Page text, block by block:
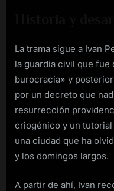
La trama sigue a Ivan
la guardia civil que fue
burocracia» y
por un decreto que
resurrección
criogénico y un tutorial
una ciudad que ha
y los domingos largos.
A partir de ahí, Ivan